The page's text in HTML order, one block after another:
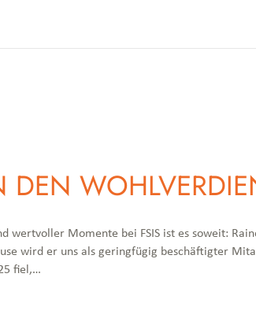
DEN
wertvoller Momente bei FSIS ist es soweit:
wird er uns als geringfügig beschäftigter
fiel,…